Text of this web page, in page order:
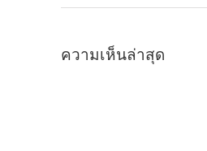
ความเห็นล่าสุด